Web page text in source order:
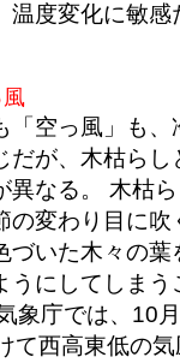
度変化に敏感
「空っ風」も
だが、木枯らし
異なる。 木枯
の変わり目に吹
づいた木々の葉
うにしてしまう
象庁では、10
て西高東低の気